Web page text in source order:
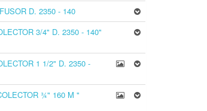
D. 2350 - 140
3/4" D. 2350 - 140"
1 1/2" D. 2350 -
¾" 160 M "